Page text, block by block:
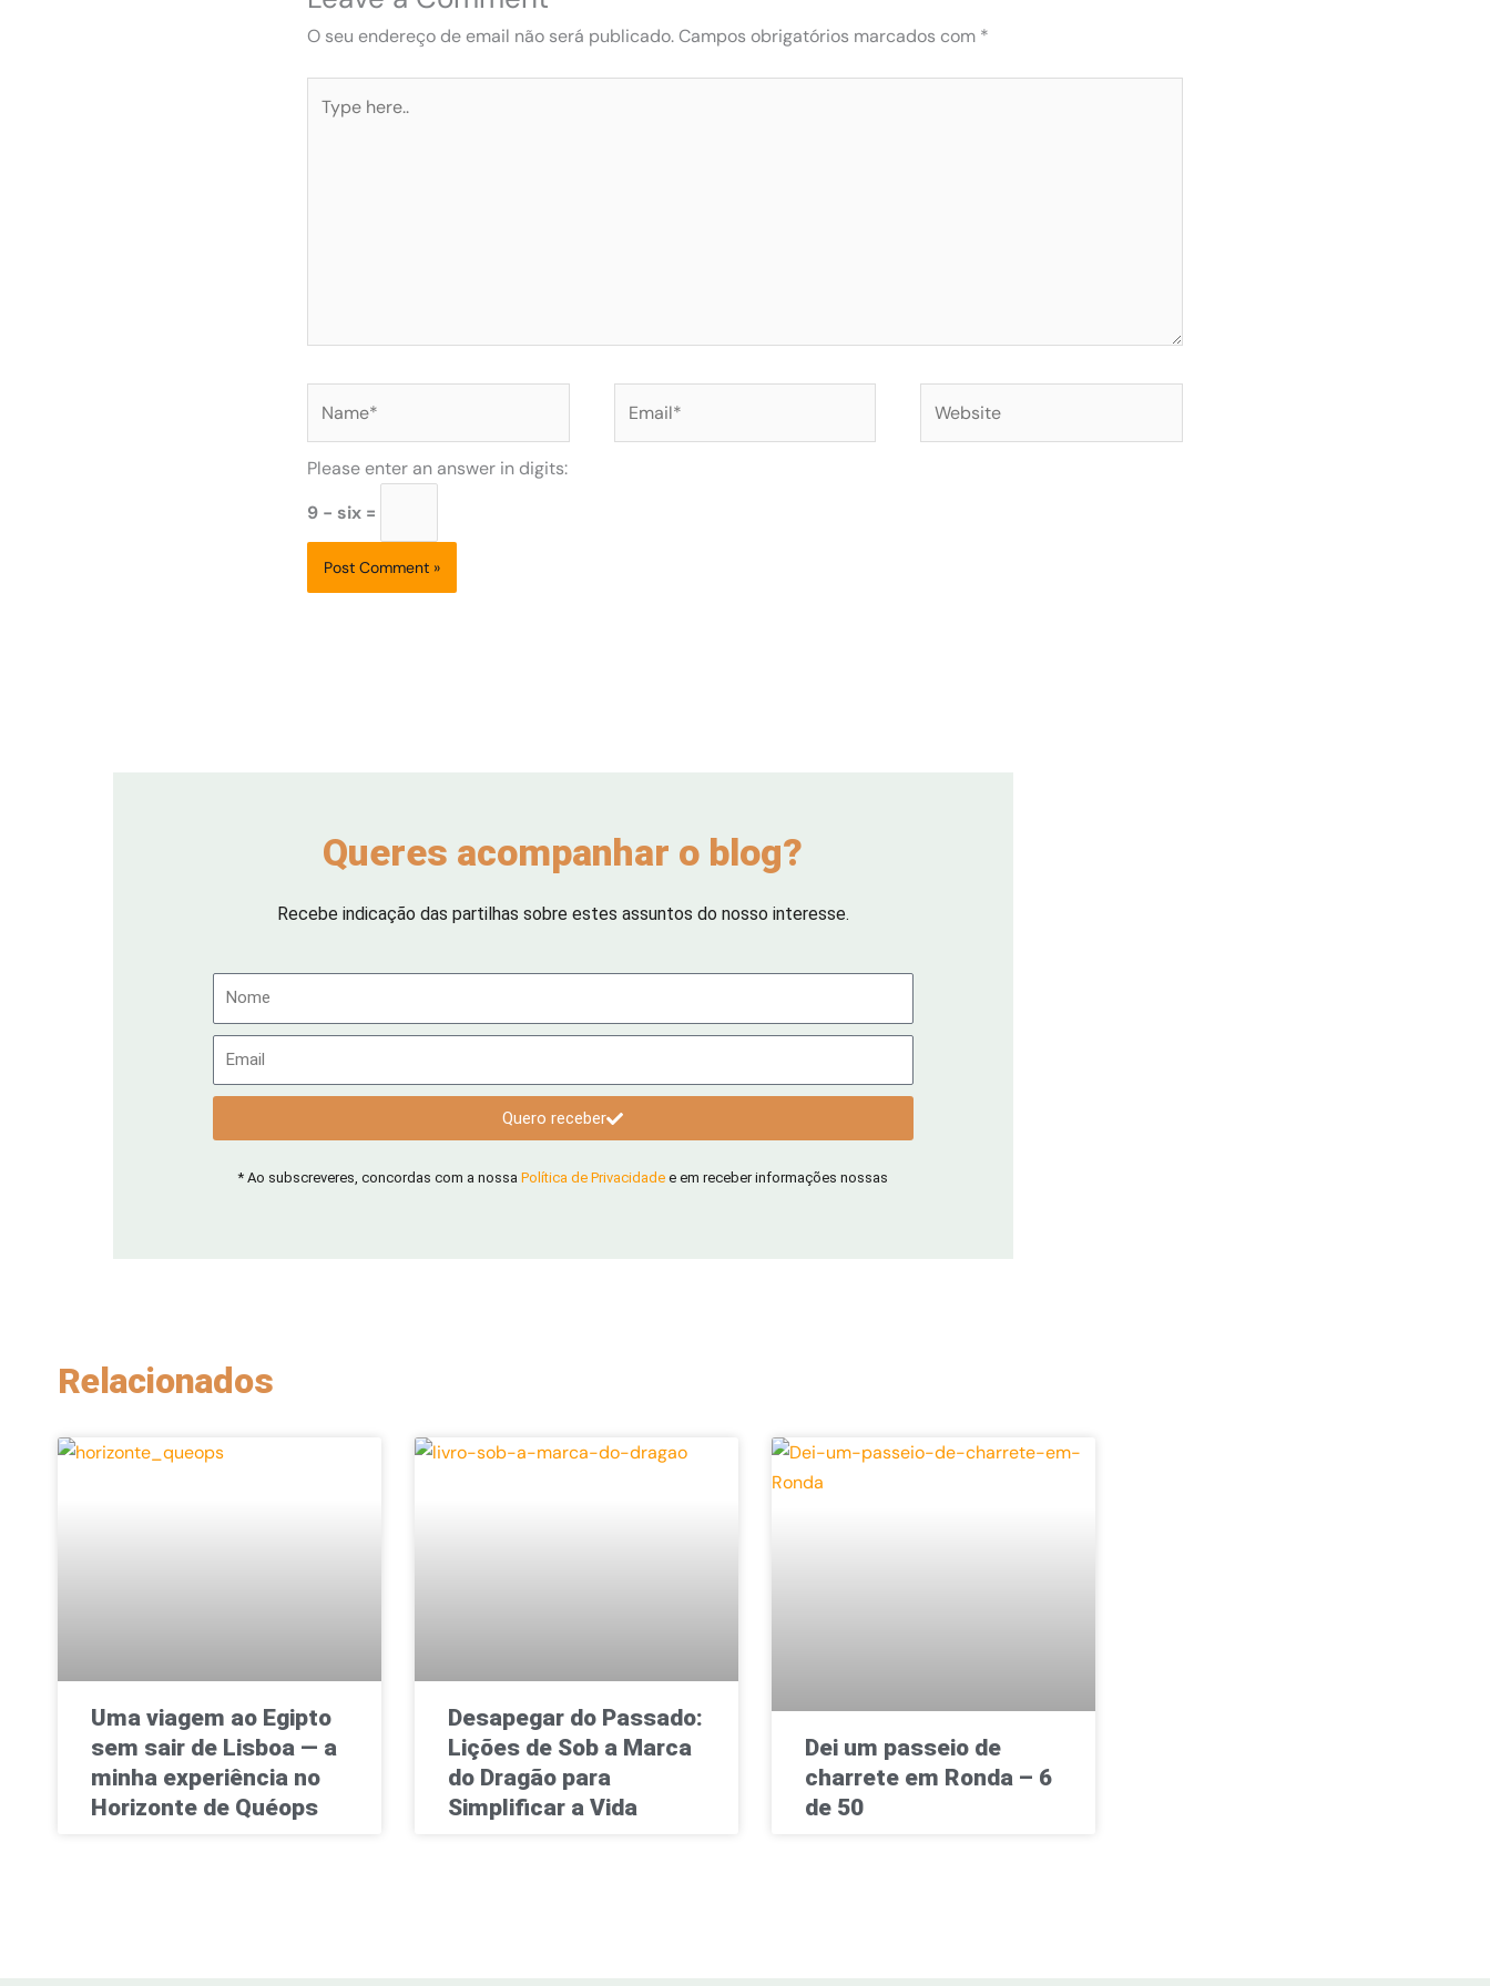
O seu endereço de email não será publicado.Campos obrigatórios marcados com *
here..
Please enter an answer in digits:
9 − six =
Queres acompanhar o blog?
Recebe indicação das partilhas sobre estes assuntos do nosso interesse.
Nome
Email
Quero receber
* Ao subscreveres, concordas com a nossa Política de Privacidade e em receber informações nossas
Relacionados
Uma viagem ao Egipto
sem sair de Lisboa — a
minha experiência no
Horizonte de Quéops
Desapegar do Passado:
Lições de Sob a Marca
do Dragão para
Simplificar a Vida
Dei um passeio de
charrete em Ronda – 6
de 50